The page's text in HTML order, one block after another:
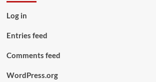
Log in
Entries feed
Comments feed
WordPress.org